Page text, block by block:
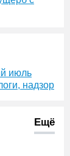
июль
надзор
Ещё